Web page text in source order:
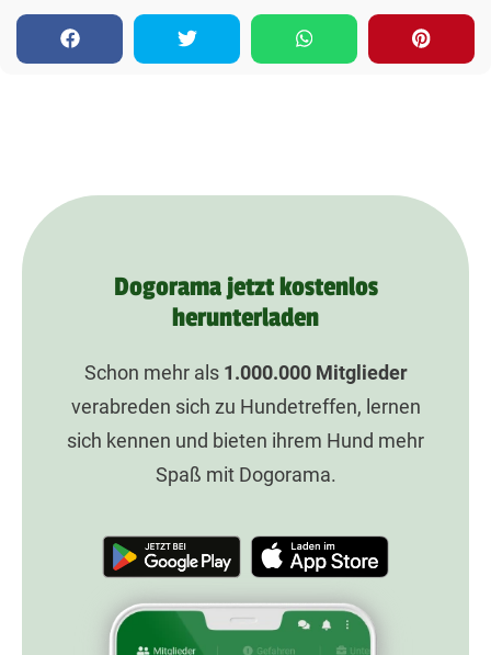
Dogorama jetzt kostenlos
herunterladen
Schon mehr als 1.000.000Mitglieder
verabreden sich zu Hundetreffen, lernen
sich kennen und bieten ihrem Hund mehr
Spaß mit Dogorama.